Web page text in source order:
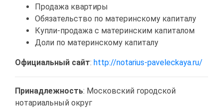
Продажа квартиры
Обязательство по материнскому капиталу
Купли-продажа с материнским капиталом
Доли по материнскому капиталу
Официальный сайт: http://notarius-paveleckaya.ru/
Принадлежность: Московский городской
нотариальный округ